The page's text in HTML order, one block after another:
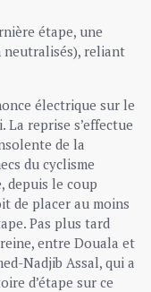
étape, une
neutralisés), reliant
électrique sur le
La reprise s’effectue
de la
du cyclisme
depuis le coup
de placer au moins
Pas plus tard
entre Douala et
Nadjib Assal, qui a
d’étape sur ce